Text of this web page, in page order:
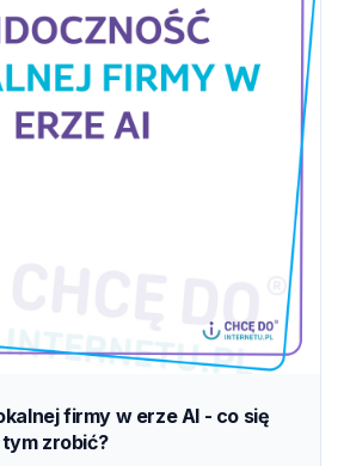
firmy w erze AI - co się
tym zrobić?